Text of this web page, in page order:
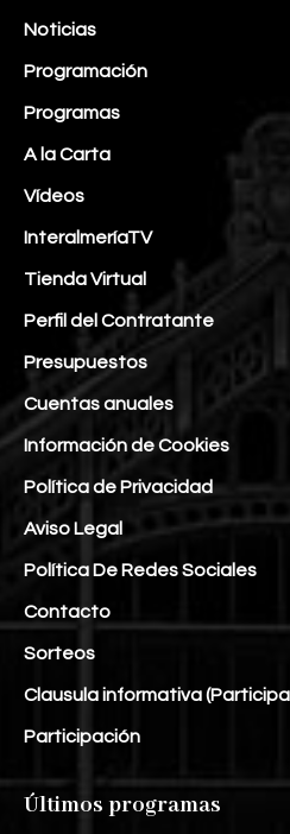
Noticias
Programación
Programas
A la Carta
Vídeos
InteralmeríaTV
Tienda Virtual
Perfil del Contratante
Presupuestos
Cuentas anuales
Información de Cookies
Política de Privacidad
Aviso Legal
Política De Redes Sociales
Contacto
Sorteos
Clausula informativa
Participación
Últimos programas